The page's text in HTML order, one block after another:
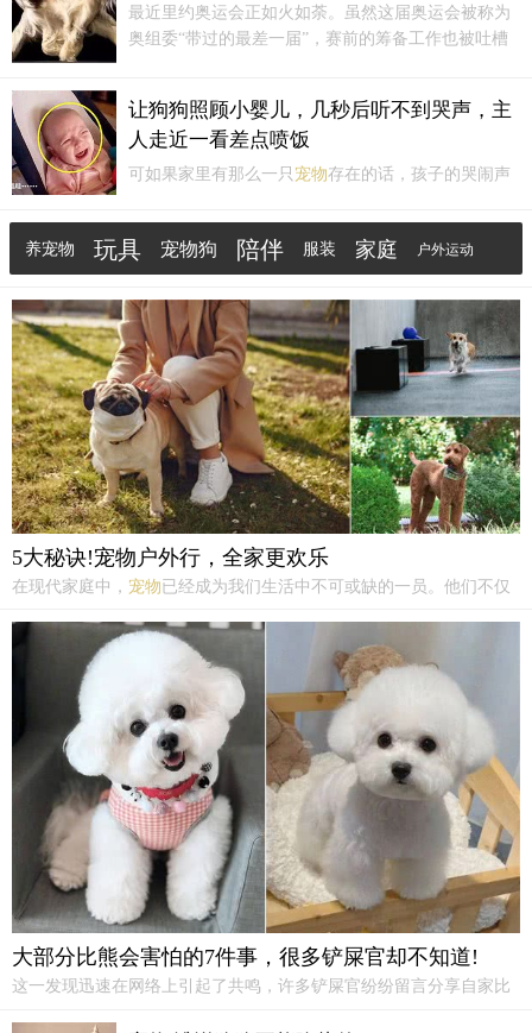
爱，我们经常可以看到。
最近里约奥运会正如火如荼。虽然这届奥运会被称为
奥组委“带过的最差一届”，赛前的筹备工作也被吐槽
又有哪些运动健将呢？
让狗狗照顾小婴儿，几秒后听不到哭声，主
人走近一看差点喷饭
可如果家里有那么一只 宠物存在的话，孩子的哭闹声
过为主人挺身而出的狗狗，也见到过在外面给主人撒
娇卖萌的狗狗，但其实狗狗还能帮忙照顾孩子哦~这位
铲屎官一开始也并不知道自家的狗狗还会帮自己照顾
孩子，在...
养宠物 玩具 宠物狗 陪伴 服装 家庭 户外运动
安全 食物 疾病
5大秘诀!宠物户外行，全家更欢乐
在现代家庭中， 宠物已经成为我们生活中不可或缺的一员。他们不仅
关注它们的日常生活，还要关心它们的身心健康。而带
活动，正是促进它们全面发展的好方法。
大部分比熊会害怕的7件事，很多铲屎官却不知道!
这一发现迅速在网络上引起了共鸣，许多铲屎官纷纷留言分享自家比